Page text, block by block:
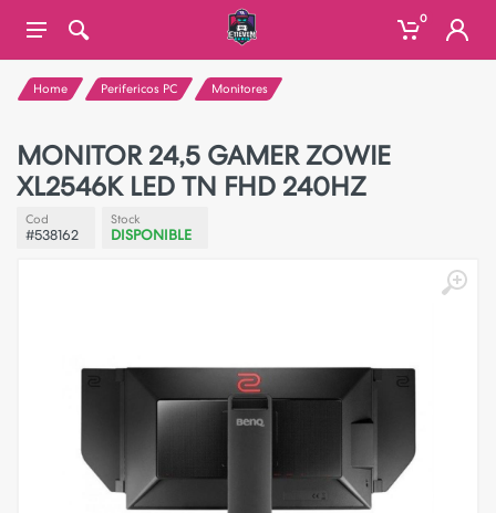
0
Home Perifericos PC Monitores
MONITOR 24,5 GAMER ZOWIE
XL2546K LED TN FHD 240HZ
Cod
#538162
Stock
DISPONIBLE